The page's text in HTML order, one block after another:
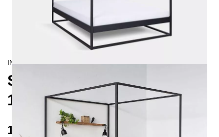
INDUSTRIAL/CONTEMPORAIN
SIDERA HIMMELBETT
140X200
1160 €